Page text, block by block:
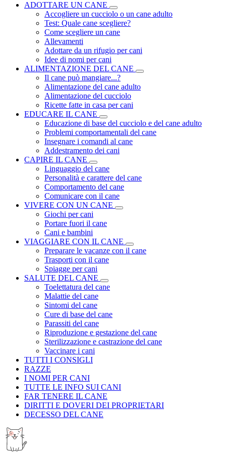
ADOTTARE UN CANE
Accogliere un cucciolo o un cane adulto
Test: Quale cane scegliere?
Come scegliere un cane
Allevamenti
Adottare da un rifugio per cani
Idee di nomi per cani
ALIMENTAZIONE DEL CANE
Il cane può mangiare...?
Alimentazione del cane adulto
Alimentazione del cucciolo
Ricette fatte in casa per cani
EDUCARE IL CANE
Educazione di base del cucciolo e del cane adulto
Problemi comportamentali del cane
Insegnare i comandi al cane
Addestramento dei cani
CAPIRE IL CANE
Linguaggio del cane
Personalità e carattere del cane
Comportamento del cane
Comunicare con il cane
VIVERE CON UN CANE
Giochi per cani
Portare fuori il cane
Cani e bambini
VIAGGIARE CON IL CANE
Preparare le vacanze con il cane
Trasporti con il cane
Spiagge per cani
SALUTE DEL CANE
Toelettatura del cane
Malattie del cane
Sintomi del cane
Cure di base del cane
Parassiti del cane
Riproduzione e gestazione del cane
Sterilizzazione e castrazione del cane
Vaccinare i cani
TUTTI I CONSIGLI
RAZZE
I NOMI PER CANI
TUTTE LE INFO SUI CANI
FAR TENERE IL CANE
DIRITTI E DOVERI DEI PROPRIETARI
DECESSO DEL CANE